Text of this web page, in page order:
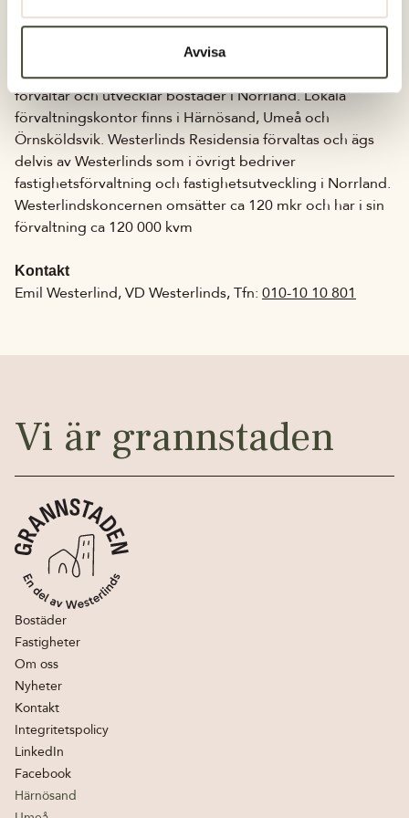
Avvisa
Westerlinds Residensia är ett bostadsbolag som äger,
förvaltar och utvecklar bostäder i Norrland. Lokala
förvaltningskontor finns i Härnösand, Umeå och
Örnsköldsvik. Westerlinds Residensia förvaltas och ägs
delvis av Westerlinds som i övrigt bedriver
fastighetsförvaltning och fastighetsutveckling i Norrland.
Westerlindskoncernen omsätter ca 120 mkr och har i sin
förvaltning ca 120 000 kvm
Kontakt
Emil Westerlind, VD Westerlinds, Tfn: 010-10 10 801
Vi är grannstaden
Bostäder
Fastigheter
Om oss
Nyheter
Kontakt
Integritetspolicy
LinkedIn
Facebook
Härnösand